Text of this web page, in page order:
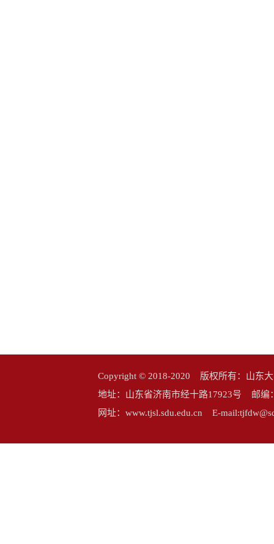
Copyright © 2018-2020 版权所有：山东
地址：山东省济南市经十路17923号 邮
网址：www.tjsl.sdu.edu.cn E-